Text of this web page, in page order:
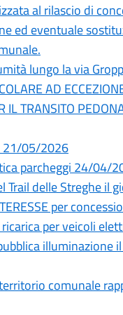
al rilascio di
ed eventuale
lungo la via
AD
IL TRANSITO
21/05/2026
parcheggi 24/04/
Trail delle Streghe il
per
per veicoli
comunale